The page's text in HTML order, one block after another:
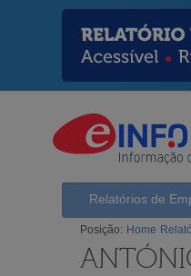
Relatórios de
Posição: Home